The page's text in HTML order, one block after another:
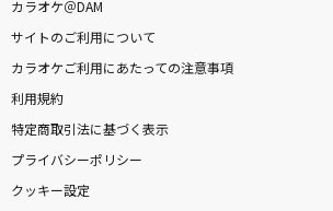
カラオケ＠DAM
サイトのご利用について
カラオケご利用にあたっての注意事項
利用規約
特定商取引法に基づく表示
プライバシーポリシー
クッキー設定